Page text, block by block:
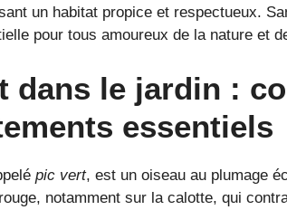
un habitat propice et respectueux.
pour tous amoureux de la nature et
dans le jardin :
essentiels
pic vert, est un oiseau au plumage
notamment sur la calotte, qui